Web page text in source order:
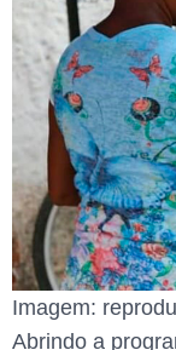
Imagem:
Abrindo a